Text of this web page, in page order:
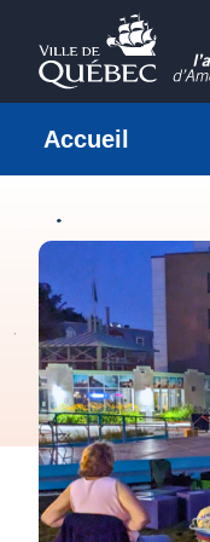
Passer au contenu
Ville de Québec
Accueil